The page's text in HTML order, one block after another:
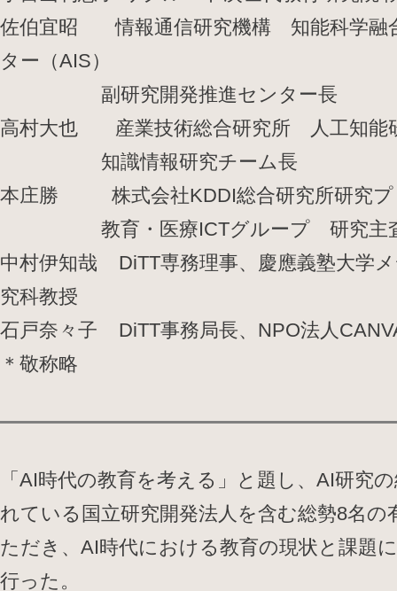
佐伯宜昭 情報通信研究機構 知能科学融
ター（AIS）
副研究開発推進センター長
高村大也 産業技術総合研究所 人工知能
知識情報研究チーム長
本庄勝 株式会社KDDI総合研究所研究プ
教育・医療ICTグループ 研究主
中村伊知哉 DiTT専務理事、慶應義塾大学
究科教授
石戸奈々子 DiTT事務局長、NPO法人
＊敬称略
「AI時代の教育を考える」と題し、AI研究
れている国立研究開発法人を含む総勢8名の
ただき、AI時代における教育の現状と課題
行った。